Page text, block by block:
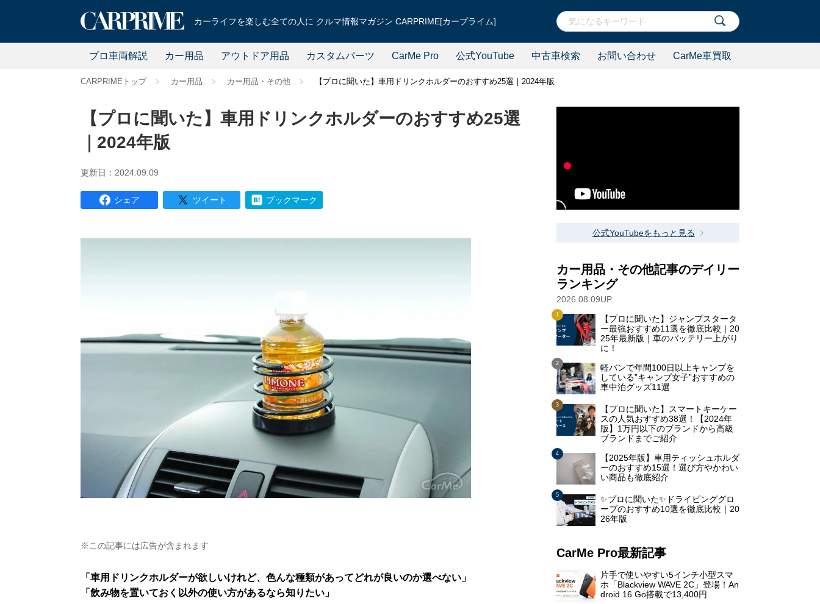
カーライフを楽しむ全ての人に クルマ情報マガジン CARPRIME[カープライム]
プロ車両解説 カー用品 アウトドア用品 カスタムパーツ CarMe Pro 公式YouTube 中古車検索 お問い合わせ CarMe車買取
CARPRIMEトップ カー用品 カー用品・その他 【プロに聞いた】車用ドリンクホルダーのおすすめ25選｜2024年版
【プロに聞いた】車用ドリンクホルダーのおすすめ25選
｜2024年版
更新日：2024.09.09
シェア ツイート ブックマーク
※この記事には広告が含まれます
「車用ドリンクホルダーが欲しいけれど、色んな種類があってどれが良いのか選べない」
「飲み物を置いておく以外の使い方があるなら知りたい」
公式YouTubeをもっと見る
カー用品・その他記事のデイリー
ランキング
2026.08.09UP
【プロに聞いた】ジャンプスタータ
ー最強おすすめ11選を徹底比較｜20
25年最新版｜車のバッテリー上がり
に！
軽バンで年間100日以上キャンプを
している”キャンプ女子”おすすめの
車中泊グッズ11選
【プロに聞いた】スマートキーケー
スの人気おすすめ38選！【2024年
版】1万円以下のブランドから高級
ブランドまでご紹介
【2025年版】車用ティッシュホルダ
ーのおすすめ15選！選び方やかわい
い商品も徹底紹介
✨プロに聞いた✨ドライビンググロ
ーブのおすすめ10選を徹底比較｜20
26年版
CarMe Pro最新記事
片手で使いやすい5インチ小型スマ
ホ「Blackview WAVE 2C」登場！An
droid 16 Go搭載で13,400円